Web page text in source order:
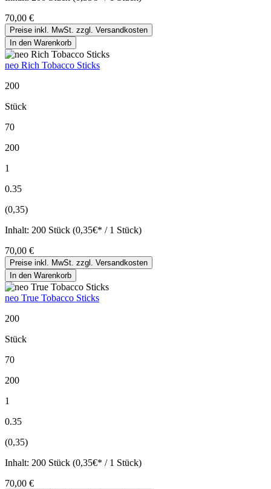
70,00 €
Preise inkl. MwSt. zzgl. Versandkosten
In den Warenkorb
neo Rich Tobacco Sticks
200
Stück
70
200
1
0.35
(0,35)
Inhalt: 200 Stück (0,35€* / 1 Stück)
70,00 €
Preise inkl. MwSt. zzgl. Versandkosten
In den Warenkorb
neo True Tobacco Sticks
200
Stück
70
200
1
0.35
(0,35)
Inhalt: 200 Stück (0,35€* / 1 Stück)
70,00 €